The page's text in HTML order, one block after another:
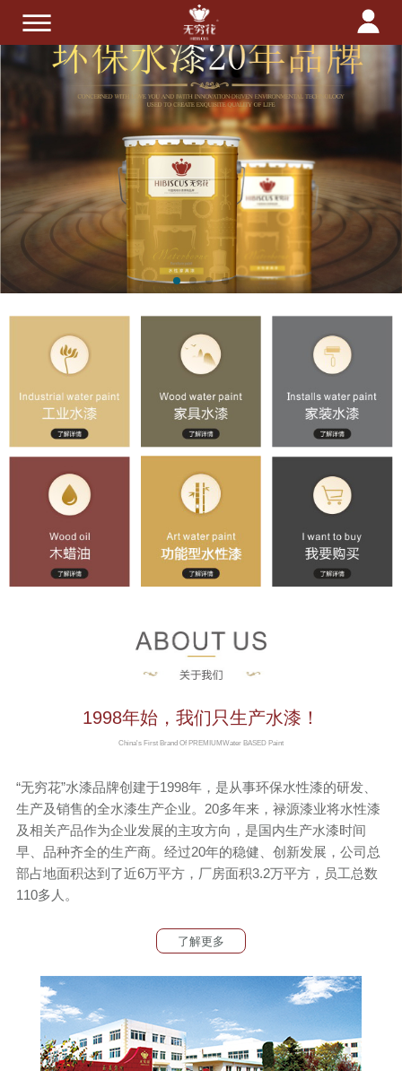
关于我们
产品中心
联系我们
京东旗舰店
淘宝店铺
1998年始，我们只生产水漆！
China's First Brand Of PREMIUMWater BASED Paint
“无穷花”水漆品牌创建于1998年，是从事环保水性漆的研发、
生产及销售的全水漆生产企业。20多年来，禄源漆业将水性漆
及相关产品作为企业发展的主攻方向，是国内生产水漆时间
早、品种齐全的生产商。经过20年的稳健、创新发展，公司总
部占地面积达到了近6万平方，厂房面积3.2万平方，员工总数
110多人。
了解更多